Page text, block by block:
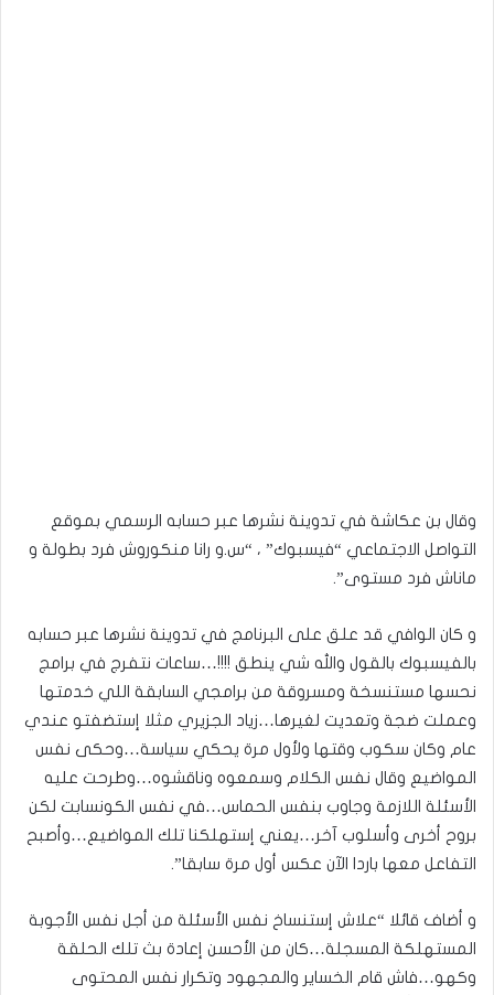
وقال بن عكاشة في تدوينة نشرها عبر حسابه الرسمي بموقع
التواصل الاجتماعي “فيسبوك” ، “س.و رانا منكوروش فرد بطولة و
ماناش فرد مستوى”.
و كان الوافي قد علق على البرنامج في تدوينة نشرها عبر حسابه
بالفيسبوك بالقول والله شي ينطق !!!!…ساعات نتفرج في برامج
نحسها مستنسخة ومسروقة من برامجي السابقة اللي خدمتها
وعملت ضجة وتعديت لغيرها…زياد الجزيري مثلا إستضفتو عندي
عام وكان سكوب وقتها ولأول مرة يحكي سياسة…وحكى نفس
المواضيع وقال نفس الكلام وسمعوه وناقشوه…وطرحت عليه
الأسئلة اللازمة وجاوب بنفس الحماس…في نفس الكونسابت لكن
بروح أخرى وأسلوب آخر…يعني إستهلكنا تلك المواضيع…وأصبح
التفاعل معها باردا الآن عكس أول مرة سابقا”.
و أضاف قائلا “علاش إستنساخ نفس الأسئلة من أجل نفس الأجوبة
المستهلكة المسجلة…كان من الأحسن إعادة بث تلك الحلقة
وكهو…فاش قام الخساير والمجهود وتكرار نفس المحتوى